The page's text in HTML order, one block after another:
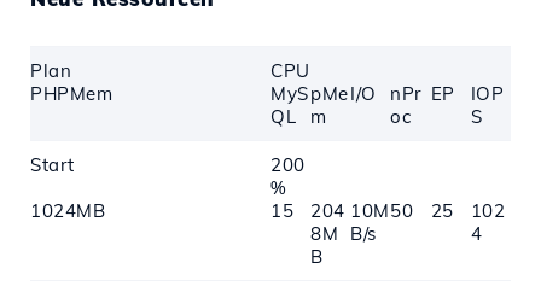
Plan
CPU
PHPMem
MyS
QL
pMe
m
I/O
nPr
oc
EP
IOP
S
Start
200
%
1024MB
15
204
8M
B
10M
B/s
50 25
102
4